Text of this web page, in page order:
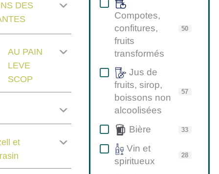
Compotes,
confitures,
fruits
transformés
50
Jus de
fruits, sirop,
boissons non
alcoolisées
57
Bière 33
Vin et
spiritueux
28
DES
AU PAIN
LEVE
SCOP
et